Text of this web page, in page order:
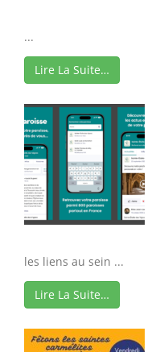
...
Lire La Suite…
les liens au sein ...
Lire La Suite…